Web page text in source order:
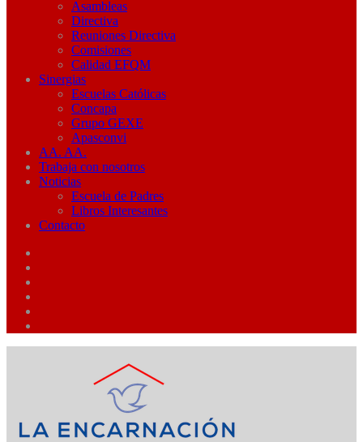
Asambleas
Directiva
Reuniones Directiva
Comisiones
Calidad EFQM
Sinergias
Escuelas Católicas
Concapa
Grupo GEXE
Apasconvi
AA. AA.
Trabaja con nosotros
Noticias
Escuela de Padres
Libros Interesantes
Contacto